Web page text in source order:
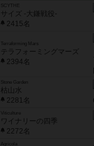
SCYTHE
サイズ -大鎌戦役-
2415名
Terraforming Mars
テラフォーミングマーズ
2394名
Stone Garden
枯山水
2281名
Viticulture
ワイナリーの四季
2272名
Agricola